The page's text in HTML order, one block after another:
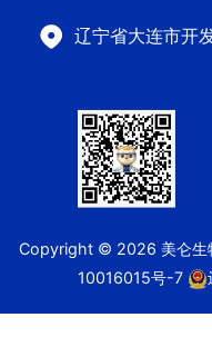
辽宁省大连市开
Copyright © 2026 美仑生
10016015号-7